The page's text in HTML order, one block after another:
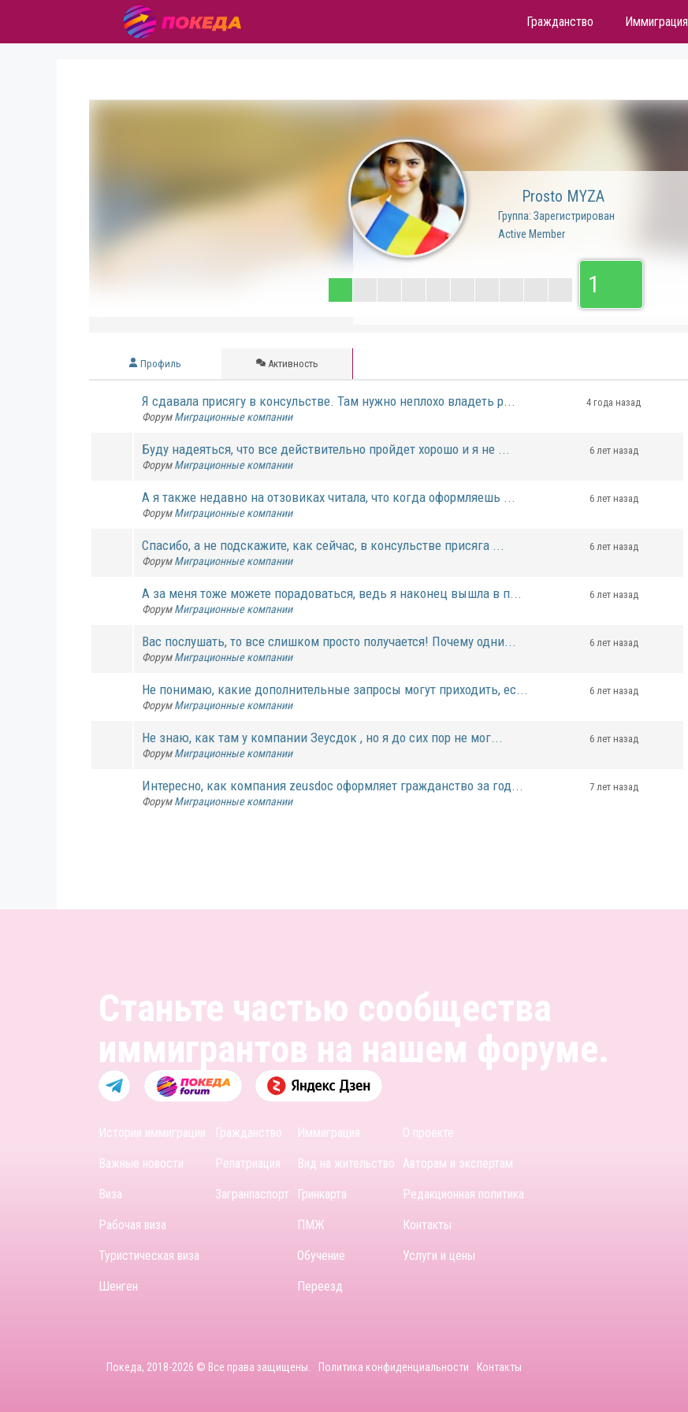
Гражданство Иммиграция
Prosto MYZA
Группа: Зарегистрирован
Active Member
1
Профиль Активность
Я сдавала присягу в консульстве. Там нужно неплохо владеть р...
Форум Миграционные компании
4 года назад
Буду надеяться, что все действительно пройдет хорошо и я не ...
Форум Миграционные компании
6 лет назад
А я также недавно на отзовиках читала, что когда оформляешь ...
Форум Миграционные компании
6 лет назад
Спасибо, а не подскажите, как сейчас, в консульстве присяга ...
Форум Миграционные компании
6 лет назад
А за меня тоже можете порадоваться, ведь я наконец вышла в п...
Форум Миграционные компании
6 лет назад
Вас послушать, то все слишком просто получается! Почему одни...
Форум Миграционные компании
6 лет назад
Не понимаю, какие дополнительные запросы могут приходить, ес...
Форум Миграционные компании
6 лет назад
Не знаю, как там у компании Зеусдок , но я до сих пор не мог...
Форум Миграционные компании
6 лет назад
Интересно, как компания zeusdoc оформляет гражданство за год...
Форум Миграционные компании
7 лет назад
Станьте частью сообщества
иммигрантов на нашем форуме.
Истории иммиграции
Важные новости
Виза
Рабочая виза
Туристическая виза
Шенген
Гражданство
Репатриация
Загранпаспорт
Иммиграция
Вид на жительство
Гринкарта
ПМЖ
Обучение
Переезд
О проекте
Авторам и экспертам
Редакционная политика
Контакты
Услуги и цены
Покеда, 2018-2026 © Все права защищены. Политика конфиденциальности Контакты